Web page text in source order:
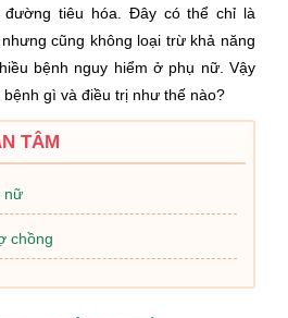
tiêu hóa. Đây có thể chỉ là
cũng không loại trừ khả năng
bệnh nguy hiểm ở phụ nữ. Vậy
gì và điều trị như thế nào?
TÂM
nữ
chồng